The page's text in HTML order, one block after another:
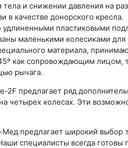
и снижении давления на
в качестве донорского кресла.
пластиковыми
маленькими колесиками
материала,
как сопровождающим лицом,
рычага.
2F предлагает ряд
четырех колесах. Эти
предлагает широкий выбор
специалисты всегда